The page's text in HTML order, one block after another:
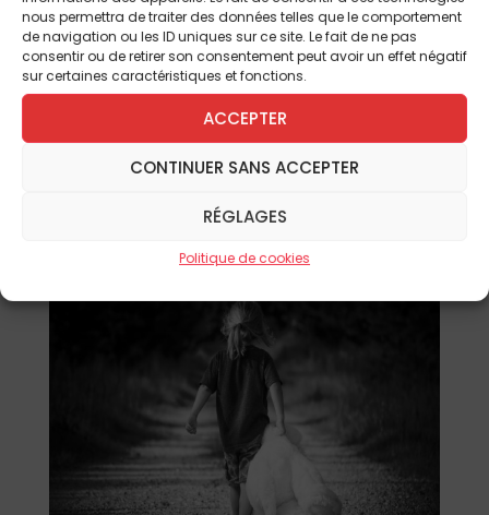
nous permettra de traiter des données telles que le comportement
de navigation ou les ID uniques sur ce site. Le fait de ne pas
consentir ou de retirer son consentement peut avoir un effet négatif
sur certaines caractéristiques et fonctions.
ACCEPTER
CONTINUER SANS ACCEPTER
RÉGLAGES
Politique de cookies
menés par l’Éducation nationale depuis
l’affaire Bétharram. Devant les députés,
Guillaume Prévost a dénoncé des
pratiques « inacceptables » et demandé
une mission parlementaire.
Lire l'article